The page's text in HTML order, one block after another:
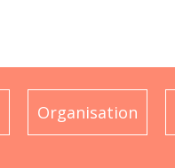
Organisation